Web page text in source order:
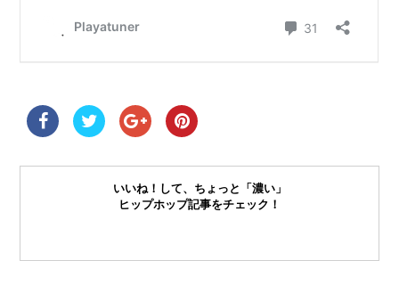
いいね！して、ちょっと「濃い」
ヒップホップ記事をチェック！